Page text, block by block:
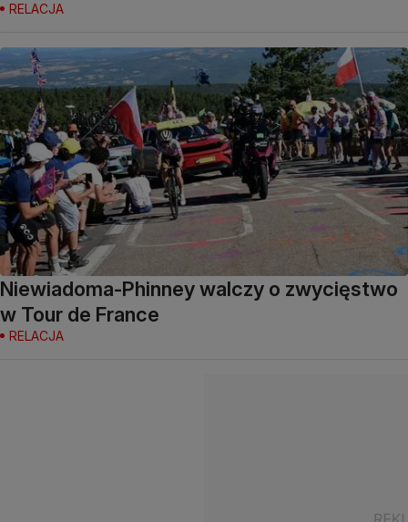
RELACJA
Niewiadoma-Phinney walczy o zwycięstwo
w Tour de France
RELACJA